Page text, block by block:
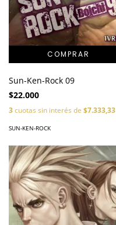
Sun-Ken-Rock 09
$22.000
3cuotas sin interés de $7.333,33
SUN-KEN-ROCK